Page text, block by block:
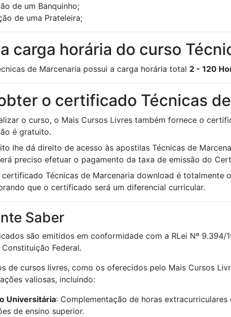
de um Banquinho;
de uma Prateleira;
carga horária do curso
de Marcenaria possui a carga horária total 2 - 120
o certificado Técnicas
o curso, o Mais Cursos Livres também fornece o
é gratuito.
lhe dá direito de acesso às apostilas Técnicas de
preciso efetuar o pagamento da taxa de emissão do
Técnicas de Marcenaria download é totalmente
que o certificado será um diferencial curricular.
Saber
são emitidos em conformidade com a RLei Nº 9.394/
Federal.
de cursos livres, como os oferecidos pelo Mais Cursos
valiosas, incluindo:
Universitária: Complementação de horas extracurriculares
de ensino superior.